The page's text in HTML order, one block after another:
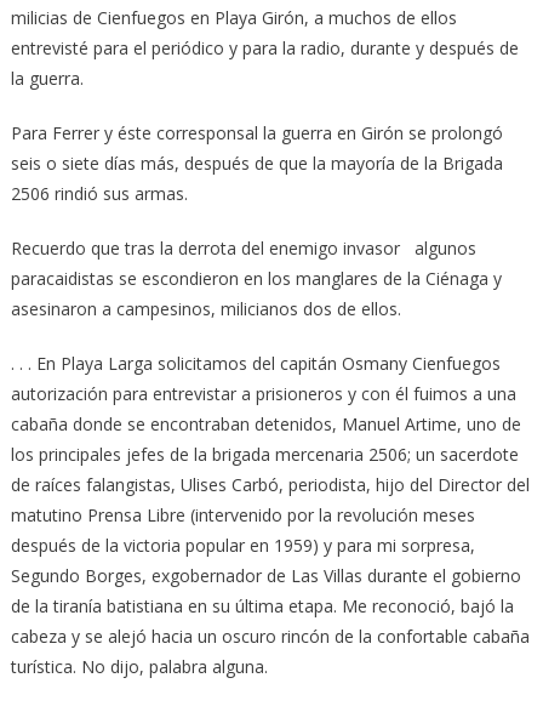
milicias de Cienfuegos en Playa Girón, a muchos de ellos
entrevisté para el periódico y para la radio, durante y después de
la guerra.
Para Ferrer y éste corresponsal la guerra en Girón se prolongó
seis o siete días más, después de que la mayoría de la Brigada
2506 rindió sus armas.
Recuerdo que tras la derrota del enemigo invasor algunos
paracaidistas se escondieron en los manglares de la Ciénaga y
asesinaron a campesinos, milicianos dos de ellos.
. . . En Playa Larga solicitamos del capitán Osmany Cienfuegos
autorización para entrevistar a prisioneros y con él fuimos a una
cabaña donde se encontraban detenidos, Manuel Artime, uno de
los principales jefes de la brigada mercenaria 2506; un sacerdote
de raíces falangistas, Ulises Carbó, periodista, hijo del Director del
matutino Prensa Libre (intervenido por la revolución meses
después de la victoria popular en 1959) y para mi sorpresa,
Segundo Borges, exgobernador de Las Villas durante el gobierno
de la tiranía batistiana en su última etapa. Me reconoció, bajó la
cabeza y se alejó hacia un oscuro rincón de la confortable cabaña
turística. No dijo, palabra alguna.